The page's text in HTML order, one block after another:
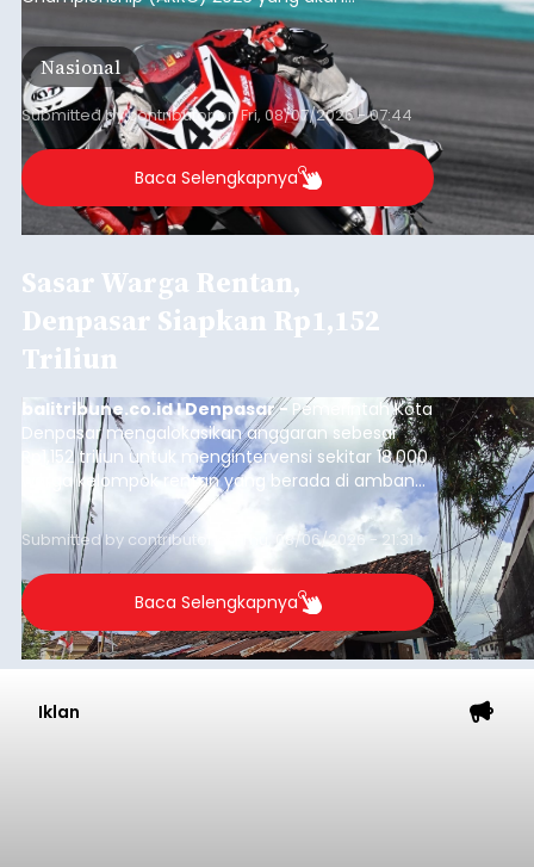
berlangsung di Pertamina Mandalika
International Circuit, Lombok, Nusa Tenggara
Barat, pada 7–9 Agustus 2026.
Nasional
Submitted bycontributoronFri, 08/07/2026 - 07:44
Baca Selengkapnya
Sasar Warga Rentan,
Denpasar Siapkan Rp1,152
Triliun
balitribune.co.id I Denpasar - Pemerintah Kota
Denpasar mengalokasikan anggaran sebesar
Rp1,152 triliun untuk mengintervensi sekitar 18.000
warga kelompok rentan yang berada di ambang
garis kemiskinan. Langkah strategis ini diambil
guna menjaga masyarakat yang berada pada
kelompok desil 5 dan 6 tersebut agar tidak
merosot ke kategori miskin.
Submitted by contributor Thu, 08/06/2026 - 21:31
Baca Selengkapnya
Iklan